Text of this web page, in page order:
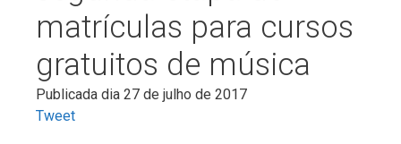
matrículas para cursos
gratuitos de música
Publicada dia 27 de julho de 2017
Tweet